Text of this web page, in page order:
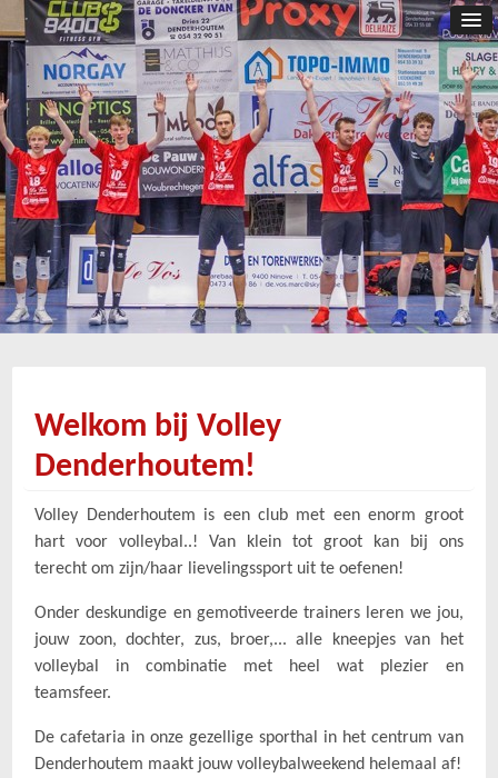
Welkom bij Volley
Denderhoutem!
Volley Denderhoutem is een club met een enorm groot
hart voor volleybal..! Van klein tot groot kan bij ons
terecht om zijn/haar lievelingssport uit te oefenen!
Onder deskundige en gemotiveerde trainers leren we jou,
jouw zoon, dochter, zus, broer,... alle kneepjes van het
volleybal in combinatie met heel wat plezier en
teamsfeer.
De cafetaria in onze gezellige sporthal in het centrum van
Denderhoutem maakt jouw volleybalweekend helemaal af!